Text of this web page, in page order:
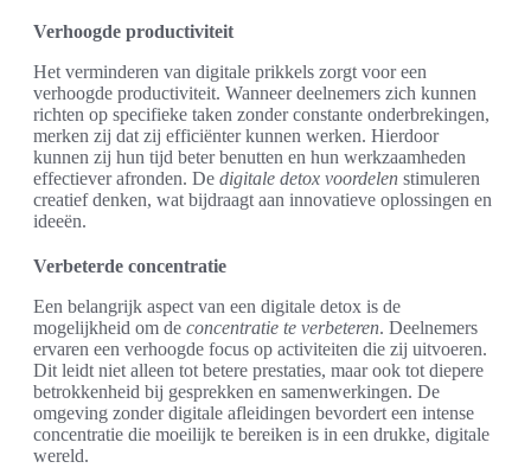
Verhoogde productiviteit
Het verminderen van digitale prikkels zorgt voor een
verhoogde productiviteit. Wanneer deelnemers zich kunnen
richten op specifieke taken zonder constante onderbrekingen,
merken zij dat zij efficiënter kunnen werken. Hierdoor
kunnen zij hun tijd beter benutten en hun werkzaamheden
effectiever afronden. De digitale detox voordelen stimuleren
creatief denken, wat bijdraagt aan innovatieve oplossingen en
ideeën.
Verbeterde concentratie
Een belangrijk aspect van een digitale detox is de
mogelijkheid om de concentratie te verbeteren. Deelnemers
ervaren een verhoogde focus op activiteiten die zij uitvoeren.
Dit leidt niet alleen tot betere prestaties, maar ook tot diepere
betrokkenheid bij gesprekken en samenwerkingen. De
omgeving zonder digitale afleidingen bevordert een intense
concentratie die moeilijk te bereiken is in een drukke, digitale
wereld.